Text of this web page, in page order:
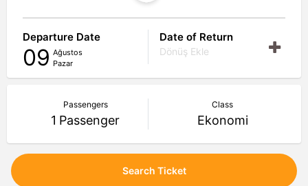
Departure Date
09 Ağustos
Pazar
Date of Return
Dönüş Ekle
Passengers
1 Passenger
Class
Ekonomi
Search Ticket